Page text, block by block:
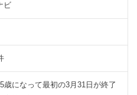
ビ
歳になって最初の3月31日が終了